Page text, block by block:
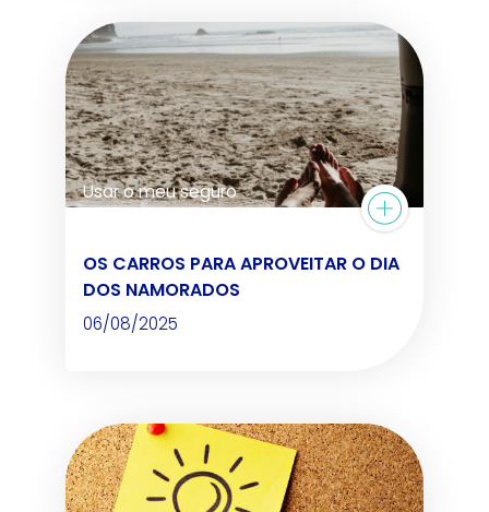
Usar o meu seguro
OS CARROS PARA APROVEITAR O DIA
DOS NAMORADOS
06/08/2025